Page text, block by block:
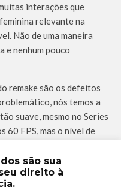
interações que
relevante na
Não de uma maneira
e nenhum pouco
remake são os defeitos
nós temos a
suave, mesmo no Series
60 FPS, mas o nível de
são sua
direito à